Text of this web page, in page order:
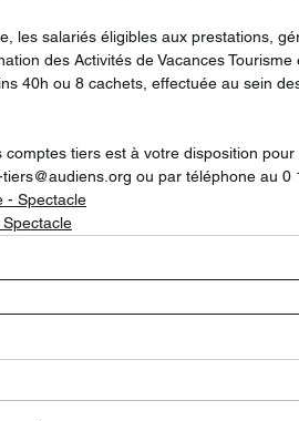
les salariés éligibles aux prestations,
des Activités de Vacances
40h ou 8 cachets, effectuée au sein
comptes tiers est à votre disposition
ou par téléphone au 0
- Spectacle